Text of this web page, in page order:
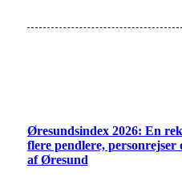
Øresundsindex 2026: En
flere pendlere,
af Øresund